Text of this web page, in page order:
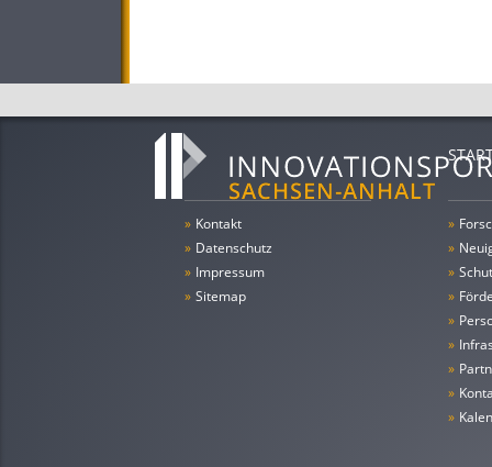
» Kontakt
» Datenschutz
» Impressum
» Sitemap
»
»
»
»
»
»
»
»
»